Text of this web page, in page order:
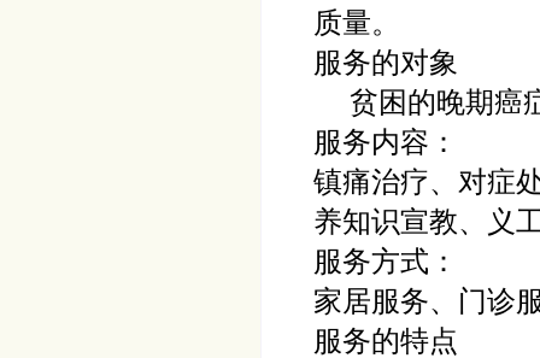
质量。
服务的对象
贫困的晚期癌
服务内容：
镇痛治疗、对症
养知识宣教、义
服务方式：
家居服务、门诊
服务的特点